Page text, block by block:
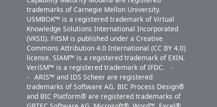
trademarks of Carnegie Mellon University.
USMBOK™ is a registered trademark of Virtual
Knowledge Solutions International Incorporated
(VKSII). FitSM is published under a Creative
Commons Attribution 4.0 International (CC BY 4.0)
license. SIAM™ is a registered trademark of EXIN.
VeriSM™ is a registered trademark of IFDC. -
- ARIS™ and IDS Scheer are registered
trademarks of Software AG. BIC Process Design®
and BIC Platform® are registered trademarks of